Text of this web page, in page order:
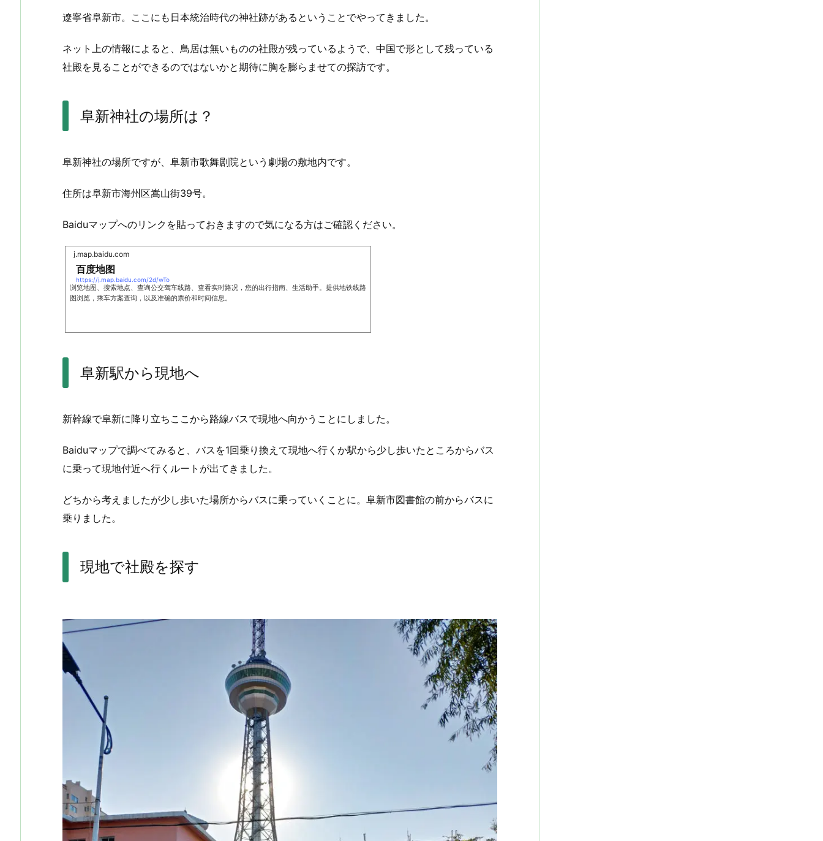
遼寧省阜新市。ここにも日本統治時代の神社跡があるということでやってきました。
ネット上の情報によると、鳥居は無いものの社殿が残っているようで、中国で形として残っている
社殿を見ることができるのではないかと期待に胸を膨らませての探訪です。
阜新神社の場所は？
阜新神社の場所ですが、阜新市歌舞剧院という劇場の敷地内です。
住所は阜新市海州区嵩山街39号。
Baiduマップへのリンクを貼っておきますので気になる方はご確認ください。
j.map.baidu.com
百度地图
https://j.map.baidu.com/2d/wTo
浏览地图、搜索地点、查询公交驾车线路、查看实时路况，您的出行指南、生活助手。提供地铁线路
图浏览，乘车方案查询，以及准确的票价和时间信息。
阜新駅から現地へ
新幹線で阜新に降り立ちここから路線バスで現地へ向かうことにしました。
Baiduマップで調べてみると、バスを1回乗り換えて現地へ行くか駅から少し歩いたところからバス
に乗って現地付近へ行くルートが出てきました。
どちから考えましたが少し歩いた場所からバスに乗っていくことに。阜新市図書館の前からバスに
乗りました。
現地で社殿を探す